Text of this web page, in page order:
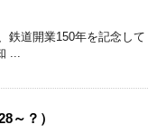
鉄道開業150年を記念して
...
～？）